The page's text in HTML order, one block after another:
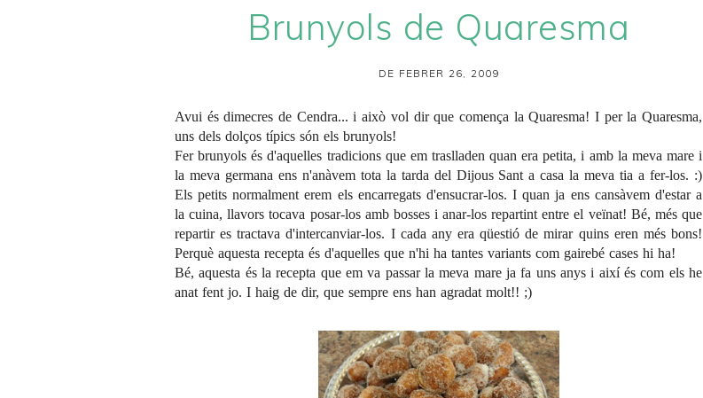
Brunyols de Quaresma
DE FEBRER 26, 2009
Avui és dimecres de Cendra... i això vol dir que comença la Quaresma! I per la Quaresma,
uns dels dolços típics són els brunyols!
Fer brunyols és d'aquelles tradicions que em traslladen quan era petita, i amb la meva mare i
la meva germana ens n'anàvem tota la tarda del Dijous Sant a casa la meva tia a fer-los. :)
Els petits normalment erem els encarregats d'ensucrar-los. I quan ja ens cansàvem d'estar a
la cuina, llavors tocava posar-los amb bosses i anar-los repartint entre el veïnat! Bé, més que
repartir es tractava d'intercanviar-los. I cada any era qüestió de mirar quins eren més bons!
Perquè aquesta recepta és d'aquelles que n'hi ha tantes variants com gairebé cases hi ha!
Bé, aquesta és la recepta que em va passar la meva mare ja fa uns anys i així és com els he
anat fent jo. I haig de dir, que sempre ens han agradat molt!! ;)